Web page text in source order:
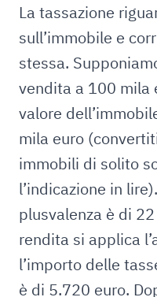
La tassazione
sull’immobile e
stessa.
vendita a 100 mila
valore
mila euro
immobili di solito
l’indicazione in
plusvalenza è di
rendita si applica
l’importo delle
è di 5.720 euro.